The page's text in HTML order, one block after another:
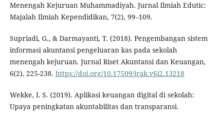
Menengah Kejuruan Muhammadiyah. Jurnal Ilmiah Edutic:
Majalah Ilmiah Kependidikan, 7(2), 99–109.
Supriadi, G., & Darmayanti, T. (2018). Pengembangan sistem
informasi akuntansi pengeluaran kas pada sekolah
menengah kejuruan. Jurnal Riset Akuntansi dan Keuangan,
6(2), 225-238. https://doi.org/10.17509/jrak.v6i2.13218
Wekke, I. S. (2019). Aplikasi keuangan digital di sekolah:
Upaya peningkatan akuntabilitas dan transparansi.